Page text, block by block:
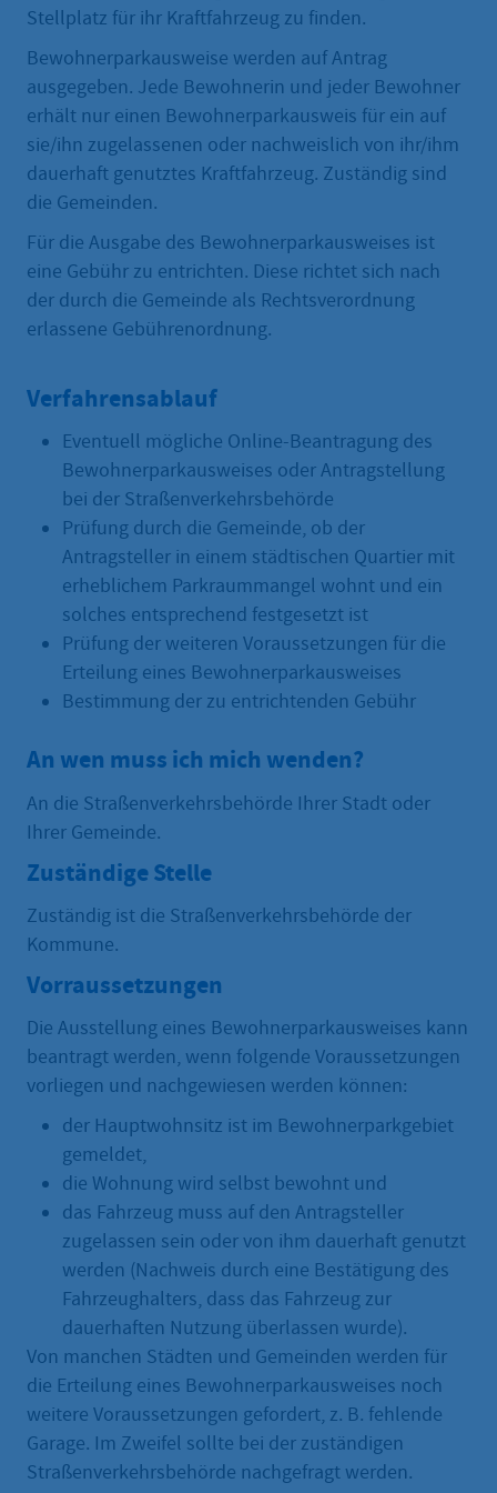
Stellplatz für ihr Kraftfahrzeug zu finden.
Bewohnerparkausweise werden auf Antrag
ausgegeben. Jede Bewohnerin und jeder Bewohner
erhält nur einen Bewohnerparkausweis für ein auf
sie/ihn zugelassenen oder nachweislich von ihr/ihm
dauerhaft genutztes Kraftfahrzeug. Zuständig sind
die Gemeinden.
Für die Ausgabe des Bewohnerparkausweises ist
eine Gebühr zu entrichten. Diese richtet sich nach
der durch die Gemeinde als Rechtsverordnung
erlassene Gebührenordnung.
Verfahrensablauf
Eventuell mögliche Online-Beantragung des
Bewohnerparkausweises oder Antragstellung
bei der Straßenverkehrsbehörde
Prüfung durch die Gemeinde, ob der
Antragsteller in einem städtischen Quartier mit
erheblichem Parkraummangel wohnt und ein
solches entsprechend festgesetzt ist
Prüfung der weiteren Voraussetzungen für die
Erteilung eines Bewohnerparkausweises
Bestimmung der zu entrichtenden Gebühr
An wen muss ich mich wenden?
An die Straßenverkehrsbehörde Ihrer Stadt oder
Ihrer Gemeinde.
Zuständige Stelle
Zuständig ist die Straßenverkehrsbehörde der
Kommune.
Vorraussetzungen
Die Ausstellung eines Bewohnerparkausweises kann
beantragt werden, wenn folgende Voraussetzungen
vorliegen und nachgewiesen werden können:
der Hauptwohnsitz ist im Bewohnerparkgebiet
gemeldet,
die Wohnung wird selbst bewohnt und
das Fahrzeug muss auf den Antragsteller
zugelassen sein oder von ihm dauerhaft genutzt
werden (Nachweis durch eine Bestätigung des
Fahrzeughalters, dass das Fahrzeug zur
dauerhaften Nutzung überlassen wurde).
Von manchen Städten und Gemeinden werden für
die Erteilung eines Bewohnerparkausweises noch
weitere Voraussetzungen gefordert, z. B. fehlende
Garage. Im Zweifel sollte bei der zuständigen
Straßenverkehrsbehörde nachgefragt werden.